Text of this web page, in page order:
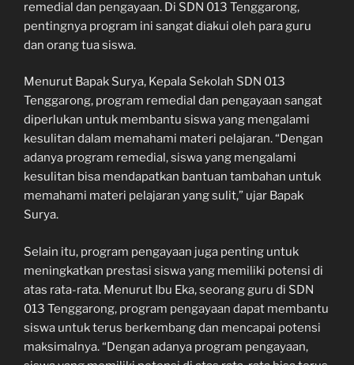
remedial dan pengayaan. Di SDN 013 Tenggarong,
pentingnya program ini sangat diakui oleh para guru
dan orang tua siswa.
Menurut Bapak Surya, Kepala Sekolah SDN 013
Tenggarong, program remedial dan pengayaan sangat
diperlukan untuk membantu siswa yang mengalami
kesulitan dalam memahami materi pelajaran. “Dengan
adanya program remedial, siswa yang mengalami
kesulitan bisa mendapatkan bantuan tambahan untuk
memahami materi pelajaran yang sulit,” ujar Bapak
Surya.
Selain itu, program pengayaan juga penting untuk
meningkatkan prestasi siswa yang memiliki potensi di
atas rata-rata. Menurut Ibu Eka, seorang guru di SDN
013 Tenggarong, program pengayaan dapat membantu
siswa untuk terus berkembang dan mencapai potensi
maksimalnya. “Dengan adanya program pengayaan,